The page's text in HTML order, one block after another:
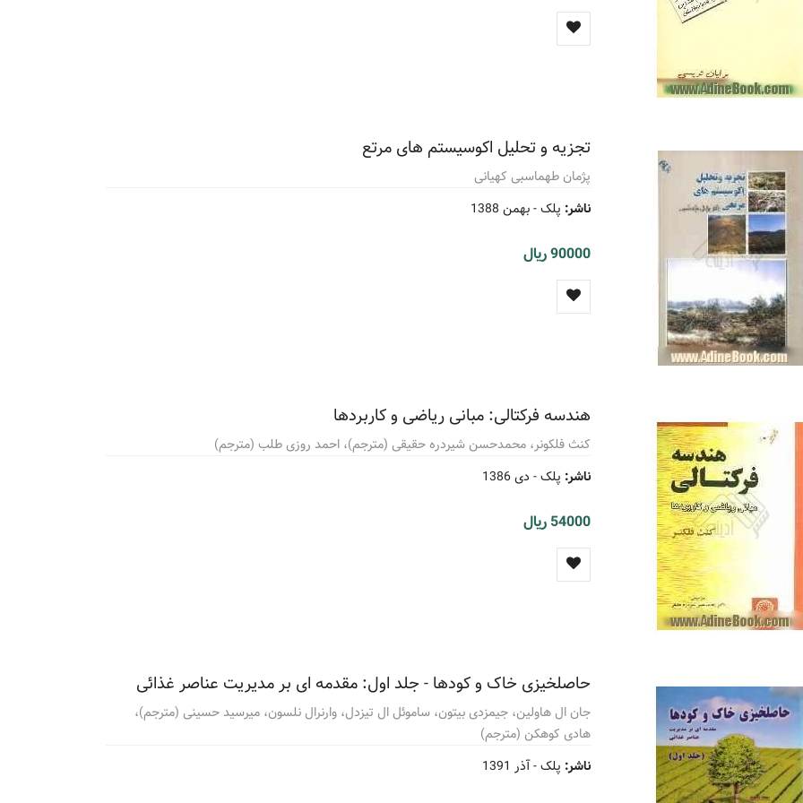
تجزیه و تحلیل اکوسیستم های مرتع
پژمان طهماسبی کهیانی
ناشر: پلک -بهمن 1388
90000 ریال
هندسه فرکتالی: مبانی ریاضی و کاربردها
کنث فلکونر، محمدحسن شیردره حقیقی (مترجم)، احمد روزی طلب (مترجم)
ناشر: پلک - دی 1386
54000 ریال
حاصلخیزی خاک و کودها - جلد اول: مقدمه ای بر مدیریت عناصر غذائی
جان ال هاولین، جیمزدی بیتون، ساموئل ال تیزدل، وارنرال نلسون، میرسید حسینی (مترجم)،
هادی کوهکن (مترجم)
ناشر: پلک -آذر 1391